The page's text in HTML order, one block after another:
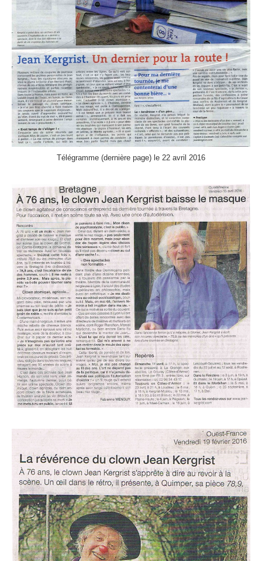
Télégramme (dernière page) le 22 avril 2016